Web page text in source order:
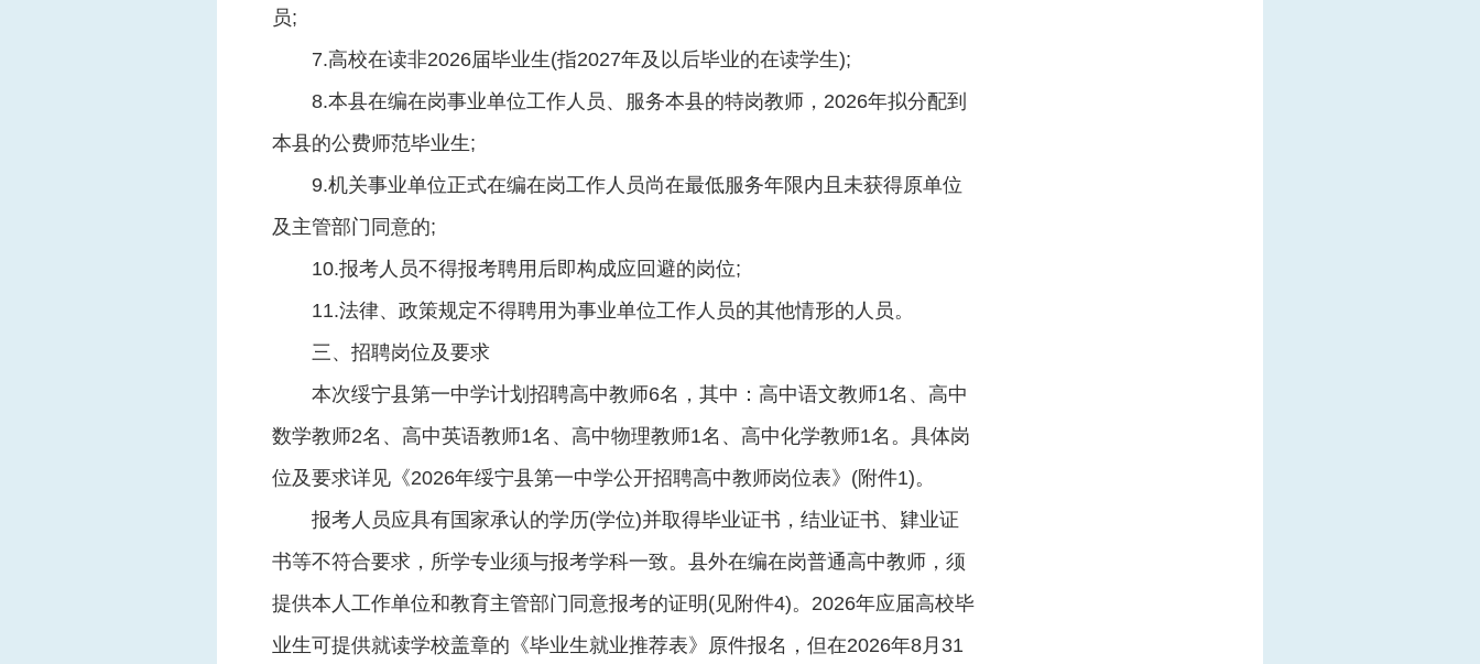
员;
7.高校在读非2026届毕业生(指2027年及以后毕业的在读学生);
8.本县在编在岗事业单位工作人员、服务本县的特岗教师，2026年拟分配到
本县的公费师范毕业生;
9.机关事业单位正式在编在岗工作人员尚在最低服务年限内且未获得原单位
及主管部门同意的;
10.报考人员不得报考聘用后即构成应回避的岗位;
11.法律、政策规定不得聘用为事业单位工作人员的其他情形的人员。
三、招聘岗位及要求
本次绥宁县第一中学计划招聘高中教师6名，其中：高中语文教师1名、高中
数学教师2名、高中英语教师1名、高中物理教师1名、高中化学教师1名。具体岗
位及要求详见《2026年绥宁县第一中学公开招聘高中教师岗位表》(附件1)。
报考人员应具有国家承认的学历(学位)并取得毕业证书，结业证书、肄业证
书等不符合要求，所学专业须与报考学科一致。县外在编在岗普通高中教师，须
提供本人工作单位和教育主管部门同意报考的证明(见附件4)。2026年应届高校毕
业生可提供就读学校盖章的《毕业生就业推荐表》原件报名，但在2026年8月31